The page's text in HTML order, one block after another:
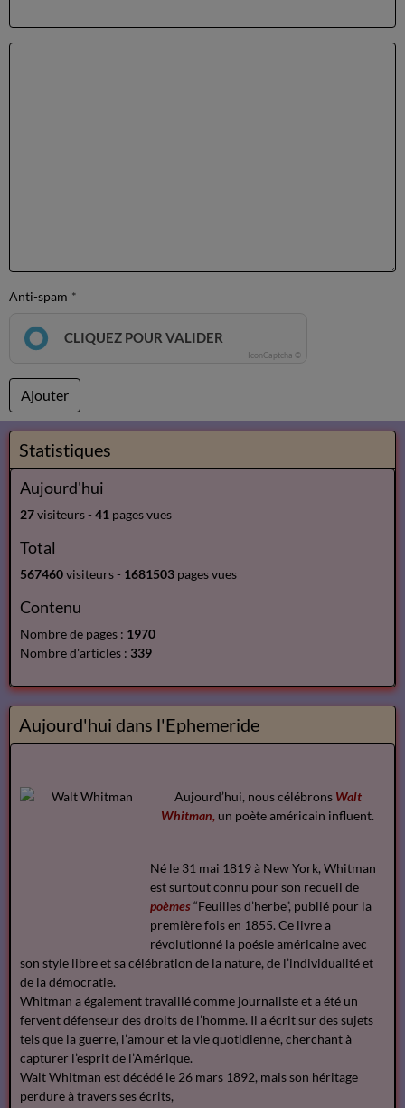
Anti-spam
CLIQUEZ POUR VALIDER
IconCaptcha ©
Ajouter
Statistiques
Aujourd'hui
27visiteurs - 41 pages vues
Total
567460visiteurs - 1681503 pages vues
Contenu
Nombre de pages : 1970
Nombre d'articles : 339
Aujourd'hui dans l'Ephemeride
Aujourd’hui, nous célébrons Walt
Whitman, un poète américain influent.
Né le 31 mai 1819 à New York, Whitman
est surtout connu pour son recueil de
poèmes “Feuilles d’herbe”, publié pour la
première fois en 1855. Ce livre a
révolutionné la poésie américaine avec
son style libre et sa célébration de la nature, de l’individualité et
de la démocratie.
Whitman a également travaillé comme journaliste et a été un
fervent défenseur des droits de l’homme. Il a écrit sur des sujets
tels que la guerre, l’amour et la vie quotidienne, cherchant à
capturer l’esprit de l’Amérique.
Walt Whitman est décédé le 26 mars 1892, mais son héritage
perdure à travers ses écrits,